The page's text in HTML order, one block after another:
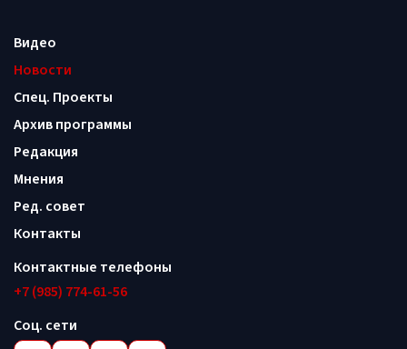
Видео
Новости
Спец. Проекты
Архив программы
Редакция
Мнения
Ред. совет
Контакты
Контактные телефоны
+7 (985) 774-61-56
Соц. сети